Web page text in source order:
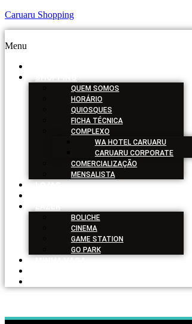
Caruaru Shopping
Menu
SHOPPING
QUEM SOMOS
HORÁRIO
QUIOSQUES
FICHA TÉCNICA
COMPLEXO
WA HOTEL CARUARU
CARUARU CORPORATE
COMERCIALIZAÇÃO
MENSALISTA
LOJAS
LAZER
BOLICHE
CINEMA
GAME STATION
GO PARK
MINHA VAGA